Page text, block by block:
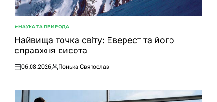
ОПУБЛІКУВАТИ
У
НАУКА ТА ПРИРОДА
Найвища точка світу: Еверест та його
справжня висота
Оприлюднено
06.08.2026
Опубліковано
Понька Святослав